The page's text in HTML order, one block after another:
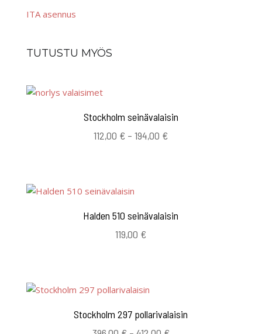
ITA asennus
TUTUSTU MYÖS
Stockholm seinävalaisin
112,00 € – 194,00 €Hintaluokka:
Halden 510 seinävalaisin
119,00 €
Stockholm 297 pollarivalaisin